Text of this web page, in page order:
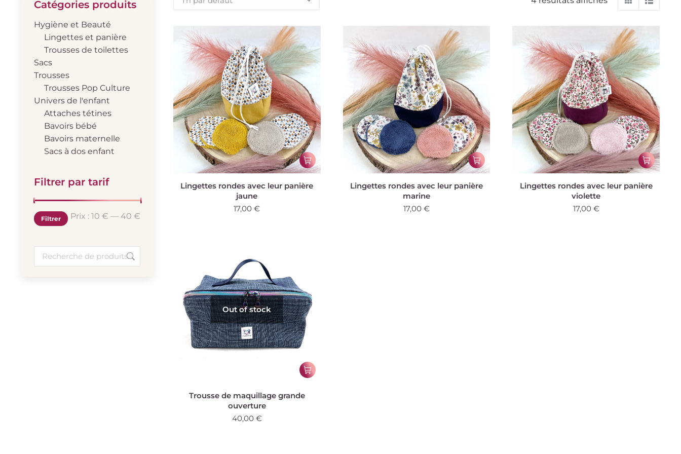
Lingettes rondes avec leur panière
jaune
17,00€
Lingettes rondes avec leur panière
marine
17,00 €
Lingettes rondes avec leur panière
violette
17,00 €
Out of stock
Trousse de maquillage grande
ouverture
40,00 €
Catégories produits
Hygiène et Beauté
Lingettes et panière
Trousses de toilettes
Sacs
Trousses
Trousses Pop Culture
Univers de l'enfant
Attaches tétines
Bavoirs bébé
Bavoirs maternelle
Sacs à dos enfant
Filtrer par tarif
Filtrer Prix : 10 € — 40 €